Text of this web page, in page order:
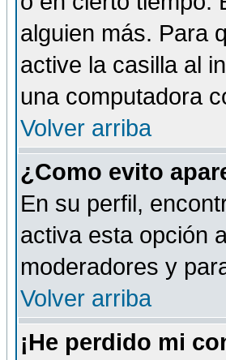
alguien más. Para
active la casilla al
una computadora
Volver arriba
¿Como evito
En su perfil,
activa esta opción
moderadores y
Volver arriba
¡He perdido mi